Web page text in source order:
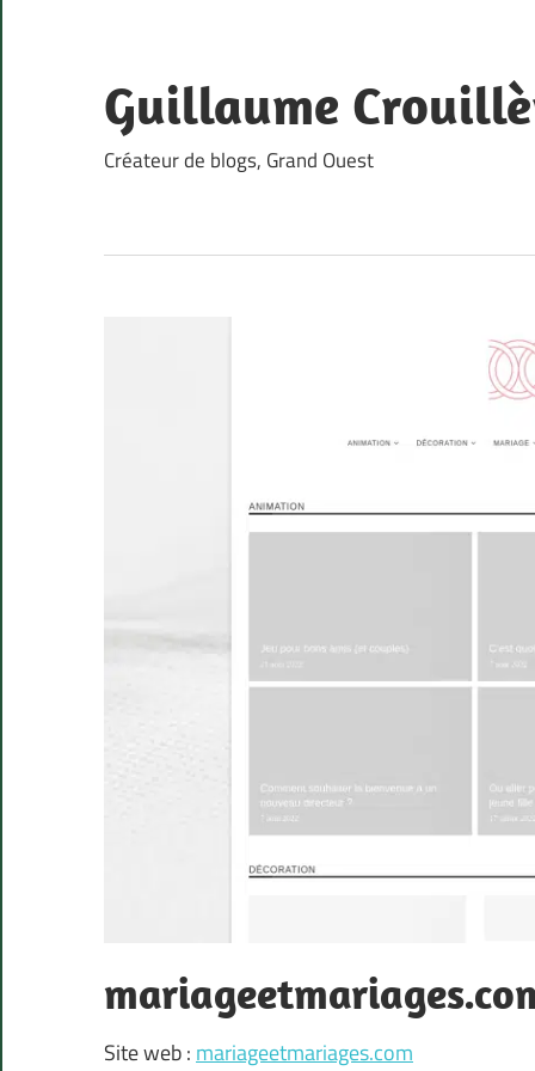
content
Guillaume
Créateur de blogs, Grand Ouest
Site web : mariageetmariages.com